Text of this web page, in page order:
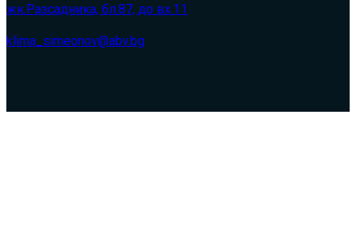
жк.Разсадника, бл.87, до вх.11
klima_simeonov@abv.bg